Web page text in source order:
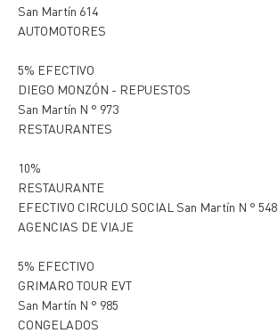
San Martín 614
AUTOMOTORES
5% EFECTIVO
DIEGO MONZÓN - REPUESTOS
San Martín N ° 973
RESTAURANTES
10%
RESTAURANTE
EFECTIVO CIRCULO SOCIAL San Martín N ° 548
AGENCIAS DE VIAJE
5% EFECTIVO
GRIMARO TOUR EVT
San Martín N ° 985
CONGELADOS